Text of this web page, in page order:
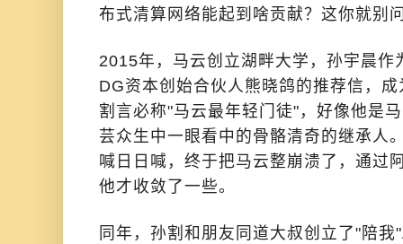
布式清算网络能起到啥贡献？这你就别
2015年，马云创立湖畔大学，孙宇晨作
DG资本创始合伙人熊晓鸽的推荐信，
割言必称"马云最年轻门徒"，好像他是
芸众生中一眼看中的骨骼清奇的继承人
喊日日喊，终于把马云整崩溃了，通过
他才收敛了一些。
同年，孙割和朋友同道大叔创立了"陪